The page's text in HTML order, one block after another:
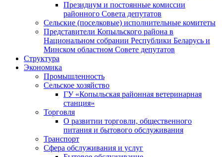
Президиум и постоянные комиссии
районного Совета депутатов
Сельские (поселковые) исполнительные комитеты
Представители Копыльского района в
Национальном собрании Республики Беларусь и
Минском областном Совете депутатов
Структура
Экономика
Промышленность
Сельское хозяйство
ГУ «Копыльская районная ветеринарная
станция»
Торговля
О развитии торговли, общественного
питания и бытового обслуживания
Транспорт
Сфера обслуживания и услуг